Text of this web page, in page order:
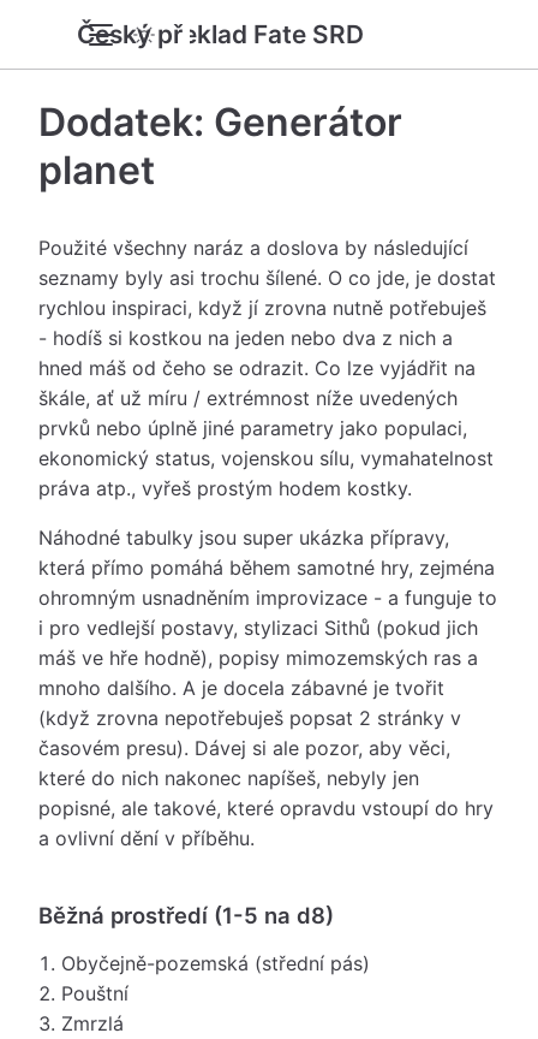
Český překlad Fate SRD
Dodatek: Generátor
planet
Použité všechny naráz a doslova by následující
seznamy byly asi trochu šílené. O co jde, je dostat
rychlou inspiraci, když jí zrovna nutně potřebuješ
- hodíš si kostkou na jeden nebo dva z nich a
hned máš od čeho se odrazit. Co lze vyjádřit na
škále, ať už míru / extrémnost níže uvedených
prvků nebo úplně jiné parametry jako populaci,
ekonomický status, vojenskou sílu, vymahatelnost
práva atp., vyřeš prostým hodem kostky.
Náhodné tabulky jsou super ukázka přípravy,
která přímo pomáhá během samotné hry, zejména
ohromným usnadněním improvizace - a funguje to
i pro vedlejší postavy, stylizaci Sithů (pokud jich
máš ve hře hodně), popisy mimozemských ras a
mnoho dalšího. A je docela zábavné je tvořit
(když zrovna nepotřebuješ popsat 2 stránky v
časovém presu). Dávej si ale pozor, aby věci,
které do nich nakonec napíšeš, nebyly jen
popisné, ale takové, které opravdu vstoupí do hry
a ovlivní dění v příběhu.
Běžná prostředí (1-5 na d8)
Obyčejně-pozemská (střední pás)
Pouštní
Zmrzlá